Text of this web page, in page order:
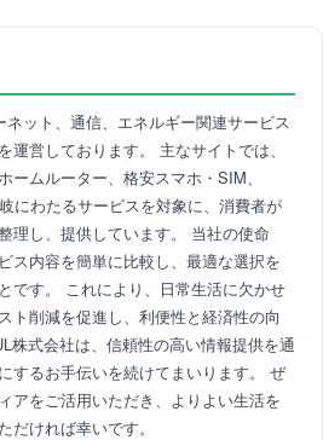
ット、通信、エネルギー関連サービス
運営しております。 主なサイトでは、
ームルーター、格安スマホ・SIM、
にわたるサービスを対象に、消費者が
理し、提供しています。 当社の使命
ス内容を簡単に比較し、最適な選択を
です。 これにより、日常生活に欠かせ
ト削減を促進し、利便性と経済性の向
株式会社は、信頼性の高い情報提供を通
するお手伝いを続けてまいります。 ぜ
アをご活用いただき、よりよい生活を
だければ幸いです。